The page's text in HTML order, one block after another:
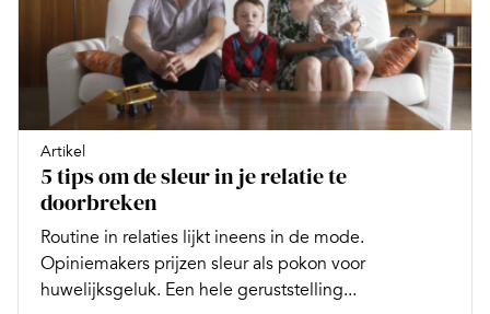
Artikel
5 tips om de sleur in je relatie te
doorbreken
Routine in relaties lijkt ineens in de mode.
Opiniemakers prijzen sleur als pokon voor
huwelijksgeluk. Een hele geruststelling...